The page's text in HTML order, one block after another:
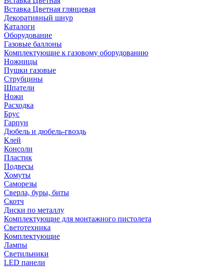
Вставка Цветная глянцевая
Декоративный шнур
Каталоги
Оборудование
Газовые баллоны
Комплектующие к газовому оборудованию
Ножницы
Пушки газовые
Струбцины
Шпатели
Ножи
Расходка
Брус
Гарпун
Дюбель и дюбель-гвоздь
Клей
Консоли
Пластик
Подвесы
Хомуты
Саморезы
Сверла, буры, биты
Скотч
Диски по металлу
Комплектующие для монтажного пистолета
Светотехника
Комплектующие
Лампы
Светильники
LED панели